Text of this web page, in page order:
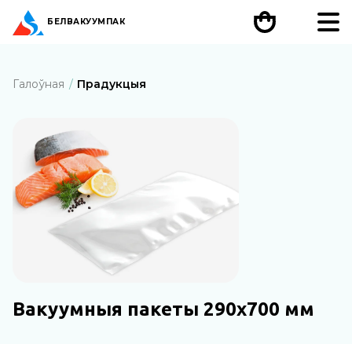
БЕЛВАКУУМПАК
Галоўная Прадукцыя
Вакуумныя пакеты 290х700 мм